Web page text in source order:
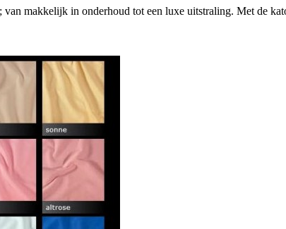
makkelijk in onderhoud tot een luxe uitstraling. Met de